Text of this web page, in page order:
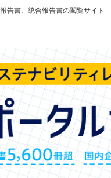
告書、統合報告書の閲覧サイト